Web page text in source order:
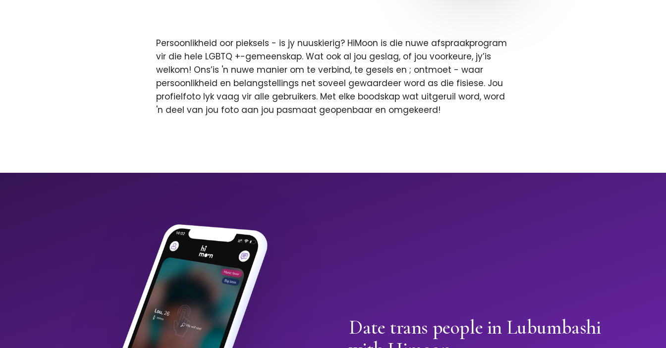
Persoonlikheid oor pieksels - is jy nuuskierig? HiMoon is die nuwe afspraakprogram
vir die hele LGBTQ +-gemeenskap. Wat ook al jou geslag, of jou voorkeure, jy’is
welkom! Ons’is 'n nuwe manier om te verbind, te gesels en ; ontmoet - waar
persoonlikheid en belangstellings net soveel gewaardeer word as die fisiese. Jou
profielfoto lyk vaag vir alle gebruikers. Met elke boodskap wat uitgeruil word, word
'n deel van jou foto aan jou pasmaat geopenbaar en omgekeerd!
Date trans people in Lubumbashi